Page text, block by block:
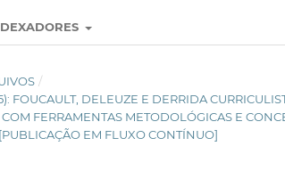
/
FOUCAULT, DELEUZE E DERRIDA
FERRAMENTAS METODOLÓGICAS E
EM FLUXO CONTÍNUO]